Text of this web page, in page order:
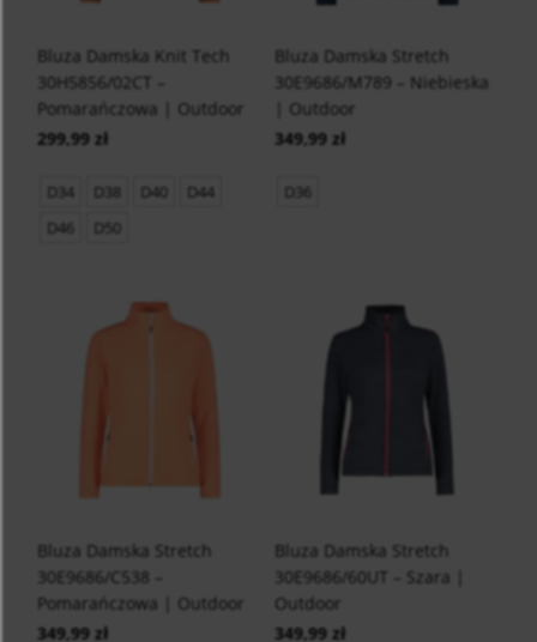
Bluza Damska Knit Tech
30H5856/02CT –
Pomarańczowa | Outdoor
299,99 zł
D34 D38 D40
D44
D46
D50
Bluza Damska Stretch
30E9686/M789 – Niebieska
| Outdoor
349,99 zł
D36
Bluza Damska Stretch
30E9686/C538 –
Pomarańczowa | Outdoor
349,99 zł
Bluza Damska Stretch
30E9686/60UT – Szara |
Outdoor
349,99 zł